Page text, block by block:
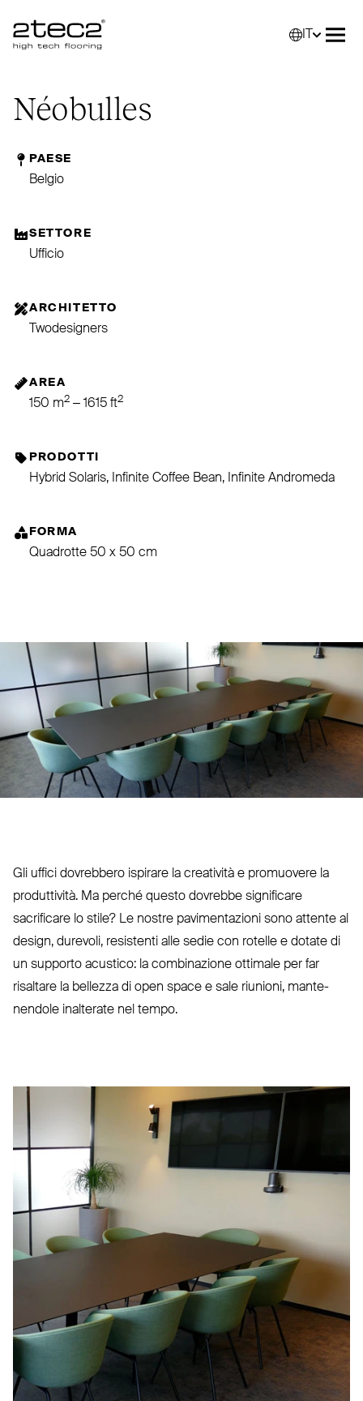
Primary
Néobulles
PAESE
Belgio
SETTORE
Ufficio
ARCHITETTO
Twodesigners
AREA
150 m2 – 1615 ft2
PRODOTTI
Hybrid Solaris, Infinite Coffee Bean, Infinite Andromeda
FORMA
Quadrotte 50 x 50 cm
Gli uffici dovrebbero ispirare la creatività e pro­muovere la
pro­duttività. Ma perché questo dovrebbe significare
sacrificare lo stile? Le nostre pavi­men­tazioni sono attente al
design, durevoli, resistenti alle sedie con rotelle e dotate di
un supporto acustico: la com­bi­nazione ottimale per far
risaltare la bellezza di open space e sale riunioni, man­te­
nendole inalterate nel tempo.